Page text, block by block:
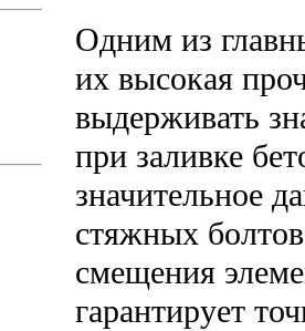
Одним из
их высокая
выдерживать
при заливке
значительное
стяжных
смещения
гарантирует